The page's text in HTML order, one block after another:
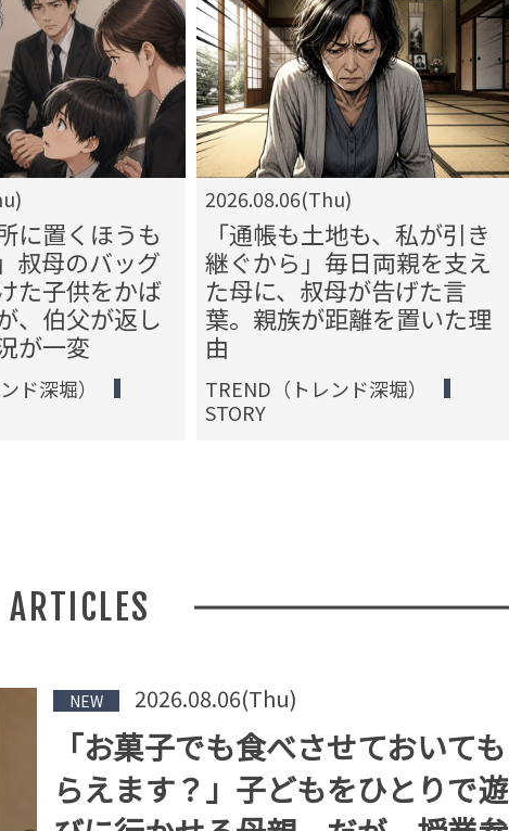
に置くほうも
叔母のバッグ
た子供をかば
、伯父が返し
が一変
ド深堀）
2026.08.06(Thu)
「通帳も土地も、私が引き
継ぐから」毎日両親を支え
た母に、叔母が告げた言
葉。親族が距離を置いた理
由
TREND（トレンド深堀）
STORY
ARTICLES
NEW 2026.08.06(Thu)
「お菓子でも食べさせておいても
らえます？」子どもをひとりで遊